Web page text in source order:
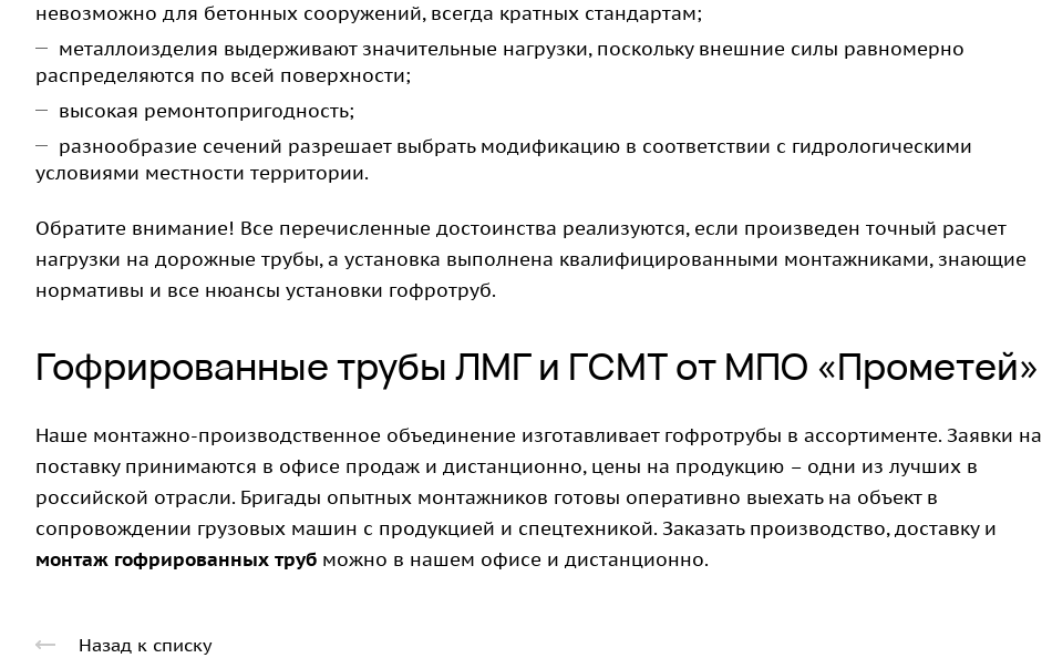
невозможно для бетонных сооружений, всегда кратных стандартам;
металлоизделия выдерживают значительные нагрузки, поскольку внешние силы равномерно
распределяются по всей поверхности;
высокая ремонтопригодность;
разнообразие сечений разрешает выбрать модификацию в соответствии с гидрологическими
условиями местности территории.
Обратите внимание! Все перечисленные достоинства реализуются, если произведен точный расчет
нагрузки на дорожные трубы, а установка выполнена квалифицированными монтажниками, знающие
нормативы и все нюансы установки гофротруб.
Гофрированные трубы ЛМГ и ГСМТ от МПО «Прометей»
Наше монтажно-производственное объединение изготавливает гофротрубы в ассортименте. Заявки на
поставку принимаются в офисе продаж и дистанционно, цены на продукцию – одни из лучших в
российской отрасли. Бригады опытных монтажников готовы оперативно выехать на объект в
сопровождении грузовых машин с продукцией и спецтехникой. Заказать производство, доставку и
монтаж гофрированных труб можно в нашем офисе и дистанционно.
Назад к списку